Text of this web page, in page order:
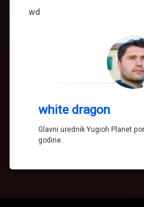
wd
white dragon
Glavni urednik Yugioh Planet
godine.